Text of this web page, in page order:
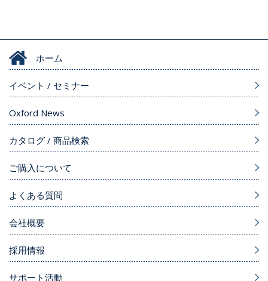
ホーム
イベント / セミナー
Oxford News
カタログ / 商品検索
ご購入について
よくある質問
会社概要
採用情報
サポート活動